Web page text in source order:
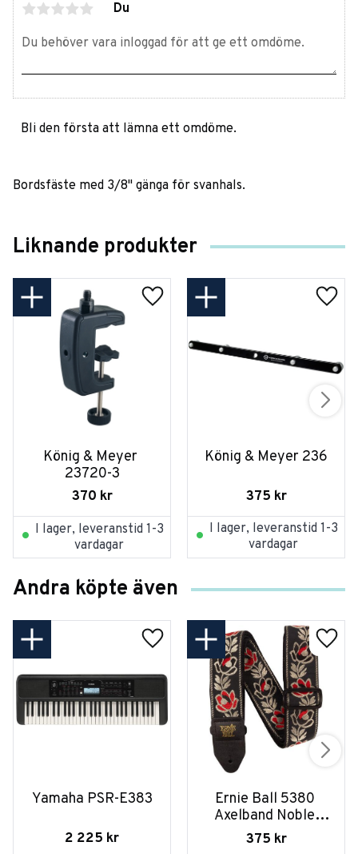
Du
Bli den första att lämna ett omdöme.
Bordsfäste med 3/8" gänga för svanhals.
Liknande produkter
König & Meyer
23720-3
370 kr
I lager, leveranstid 1-3
vardagar
König & Meyer 236
375 kr
I lager, leveranstid 1-3
vardagar
Andra köpte även
Yamaha PSR-E383
2 225 kr
Ernie Ball 5380
Axelband Noble
Rose
375 kr